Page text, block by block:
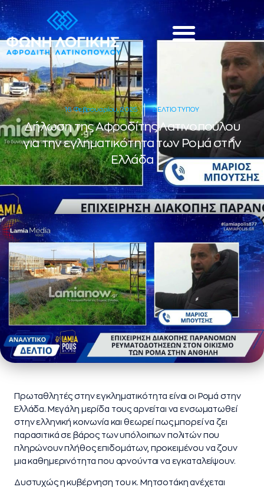
16 Φεβρουαρίου, 2025 ΔΕΛΤΙΟ ΤΥΠΟΥ
Δήλωση της Αφροδίτης Λατινοπούλου
για την εγληματικότητα των Ρομά στην
Ελλάδα
Πρωταθλητές στην εγκληματικότητα είναι οι Ρομά στην
Ελλάδα. Μεγάλη μερίδα τους αρνείται να ενσωματωθεί
στην ελληνική κοινωνία και θεωρεί πως μπορεί να ζει
παρασιτικά σε βάρος των υπόλοιπων πολιτών που
πληρώνουν πλήθος επιδομάτων, προκειμένου να ζουν
μια καθημερινότητα που αρνούνται να εγκαταλείψουν.
Δυστυχώς η κυβέρνηση του κ. Μητσοτάκη ανέχεται